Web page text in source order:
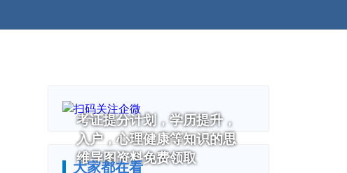
考证提分计划，学历提升，
入户，心理健康等知识的思
维导图资料免费领取
大家都在看